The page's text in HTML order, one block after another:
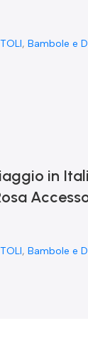
, Bambole e
in
, Bambole e